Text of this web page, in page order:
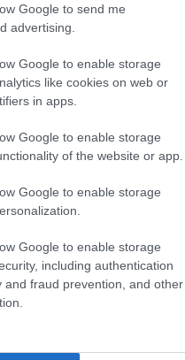
Google to send me
advertising.
Google to enable storage
like cookies on web or
in apps.
Google to enable storage
of the website or app.
Google to enable storage
Google to enable storage
including authentication
and fraud prevention, and other